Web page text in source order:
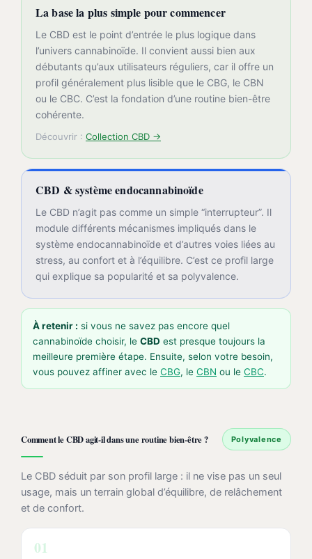
La base la plus simple pour commencer
Le CBD est le point d’entrée le plus logique dans
l’univers cannabinoïde. Il convient aussi bien aux
débutants qu’aux utilisateurs réguliers, car il offre un
profil généralement plus lisible que le CBG, le CBN
ou le CBC. C’est la fondation d’une routine bien-être
cohérente.
Découvrir : Collection CBD →
CBD & système endocannabinoïde
Le CBD n’agit pas comme un simple “interrupteur”. Il
module différents mécanismes impliqués dans le
système endocannabinoïde et d’autres voies liées au
stress, au confort et à l’équilibre. C’est ce profil large
qui explique sa popularité et sa polyvalence.
À retenir : si vous ne savez pas encore quel
cannabinoïde choisir, le CBD est presque toujours la
meilleure première étape. Ensuite, selon votre besoin,
vous pouvez affiner avec le CBG, le CBN ou le CBC.
Comment le CBD agit-il dans une routine bien-être ? Polyvalence
Le CBD séduit par son profil large : il ne vise pas un seul
usage, mais un terrain global d’équilibre, de relâchement
et de confort.
01